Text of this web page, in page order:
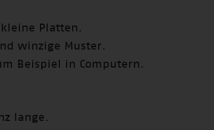
Platten.
winzige Muster.
Beispiel in Computern.
lange.